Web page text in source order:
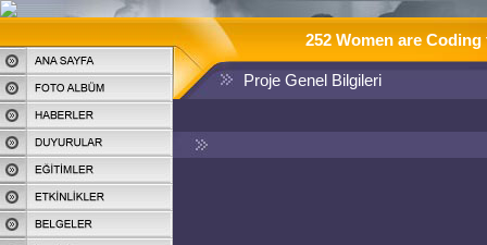
252 Women are
Proje Genel Bilgileri